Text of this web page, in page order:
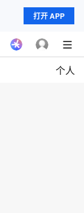
打开 APP
个人